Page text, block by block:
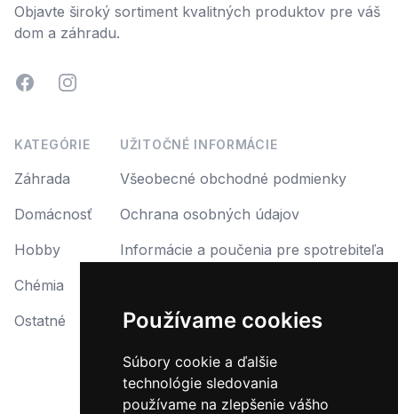
Používame cookies
Súbory cookie a ďalšie
technológie sledovania
používame na zlepšenie vášho
Objavte široký sortiment kvalitných produktov pre váš
dom a záhradu.
FacebookInstagram
KATEGÓRIE
Záhrada
Domácnosť
Hobby
Chémia
Ostatné
UŽITOČNÉ INFORMÁCIE
Všeobecné obchodné podmienky
Ochrana osobných údajov
Informácie a poučenia pre spotrebiteľa
Reklamačný protokol
Formulár na odstúpenie od zmluvy
Odstúpiť od zmluvy tu